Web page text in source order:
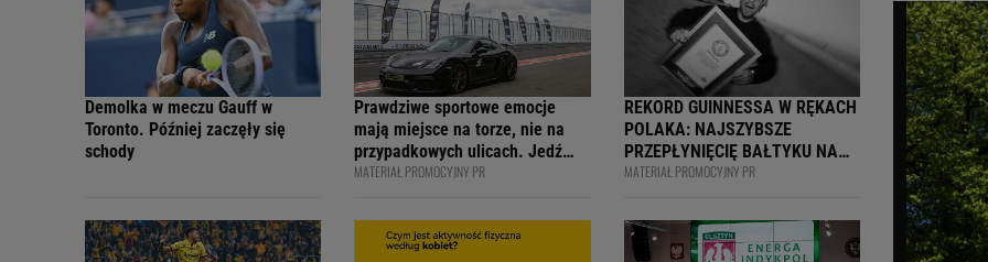
Demolka w meczu Gauff w
Toronto. Później zaczęły się
schody
Prawdziwe sportowe emocje
mają miejsce na torze, nie na
przypadkowych ulicach. Jedź
bezpiecznie - apelują
internetowi twórcy na 4F Racing
Academy
MATERIAŁ PROMOCYJNY PR
REKORD GUINNESSA W RĘKACH
POLAKA: NAJSZYBSZE
PRZEPŁYNIĘCIĘ BAŁTYKU NA
DESCE WINDSURFINGOWEJ -
KSIĘGI
MATERIAŁ PROMOCYJNY PR